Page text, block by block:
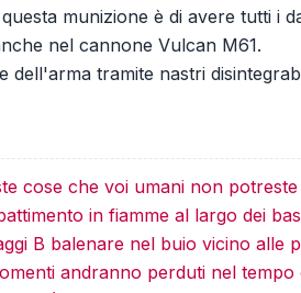
munizione è di avere tutti i
nel cannone Vulcan M61.
dell'arma tramite nastri
cose che voi umani non potreste
in fiamme al largo dei
B balenare nel buio vicino alle
andranno perduti nel